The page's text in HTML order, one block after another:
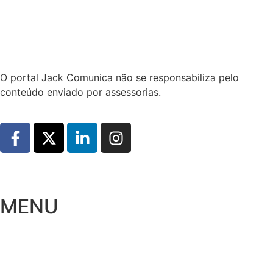
O portal Jack Comunica não se responsabiliza pelo
conteúdo enviado por assessorias.
MENU